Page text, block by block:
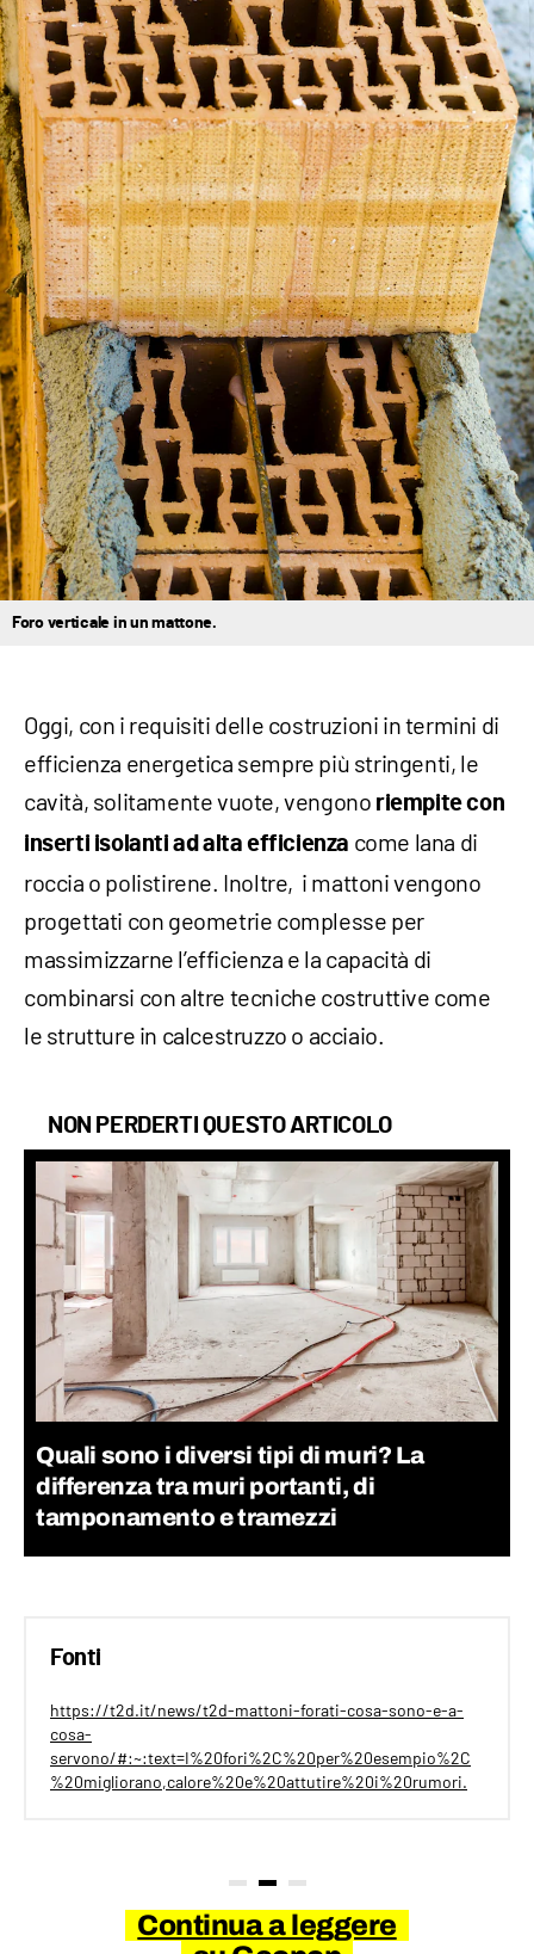
Foro verticale in un mattone.
Oggi, con i requisiti delle costruzioni in termini di
efficienza energetica sempre più stringenti, le
cavità, solitamente vuote, vengono riempite con
inserti isolanti ad alta efficienza come lana di
roccia o polistirene. Inoltre, i mattoni vengono
progettati con geometrie complesse per
massimizzarne l’efficienza e la capacità di
combinarsi con altre tecniche costruttive come
le strutture in calcestruzzo o acciaio.
NON PERDERTI QUESTO ARTICOLO
Quali sono i diversi tipi di muri? La
differenza tra muri portanti, di
tamponamento e tramezzi
Fonti
https://t2d.it/news/t2d-mattoni-forati-cosa-sono-e-a-
cosa-
servono/#:~:text=I%20fori%2C%20per%20esempio%2C
%20migliorano,calore%20e%20attutire%20i%20rumori.
Continua a leggere